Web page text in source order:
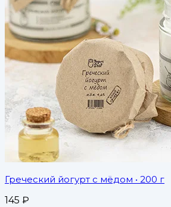
Греческий йогурт с мёдом • 200 г
145 ₽